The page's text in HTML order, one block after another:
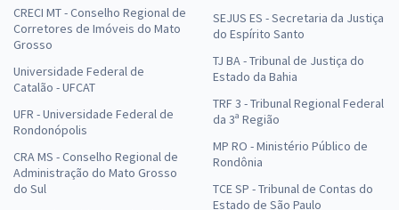
CRECI MT - Conselho Regional de
Corretores de Imóveis do Mato
Grosso
Universidade Federal de
Catalão - UFCAT
UFR - Universidade Federal de
Rondonópolis
CRA MS - Conselho Regional de
Administração do Mato Grosso
do Sul
SEJUS ES - Secretaria da Justiça
do Espírito Santo
TJ BA - Tribunal de Justiça do
Estado da Bahia
TRF 3 - Tribunal Regional Federal
da 3ª Região
MP RO - Ministério Público de
Rondônia
TCE SP - Tribunal de Contas do
Estado de São Paulo